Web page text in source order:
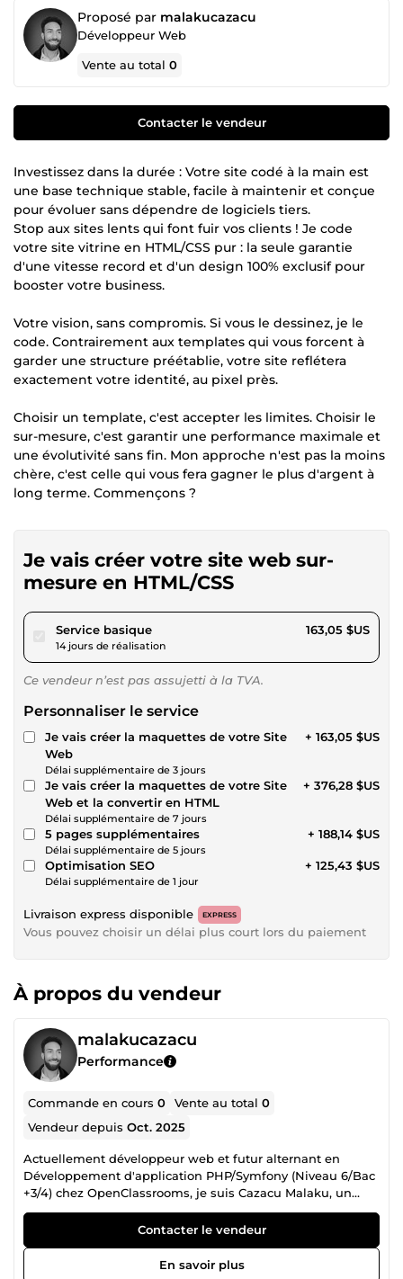
Proposé par malakucazacu
Développeur Web
Vente au total0
Contacter le vendeur
Investissez dans la durée : Votre site codé à la main est
une base technique stable, facile à maintenir et conçue
pour évoluer sans dépendre de logiciels tiers.
Stop aux sites lents qui font fuir vos clients ! Je code
votre site vitrine en HTML/CSS pur : la seule garantie
d'une vitesse record et d'un design 100% exclusif pour
booster votre business.
Votre vision, sans compromis. Si vous le dessinez, je le
code. Contrairement aux templates qui vous forcent à
garder une structure préétablie, votre site reflétera
exactement votre identité, au pixel près.
Choisir un template, c'est accepter les limites. Choisir le
sur-mesure, c'est garantir une performance maximale et
une évolutivité sans fin. Mon approche n'est pas la moins
chère, c'est celle qui vous fera gagner le plus d'argent à
long terme. Commençons ?
Je vais créer votre site web sur-
mesure en HTML/CSS
Service basiquepour 150,28 $US
14 jours de réalisation
163,05 $US
Ce vendeur n’est pas assujetti à la TVA.
Personnaliser le service
Je vais créer la maquettes de votre Site
Web
Délai supplémentaire de 3 jours
+ 163,05 $US
Je vais créer la maquettes de votre Site
Web et la convertir en HTML
Délai supplémentaire de 7 jours
+ 376,28 $US
5 pages supplémentaires
Délai supplémentaire de 5 jours
+ 188,14 $US
Optimisation SEO
Délai supplémentaire de 1 jour
+ 125,43 $US
Livraison express disponible EXPRESS
Vous pouvez choisir un délai plus court lors du paiement
À propos du vendeur
malakucazacu
Performance
Commande en cours0 Vente au total0
Vendeur depuisOct. 2025
Actuellement développeur web et futur alternant en
Développement d'application PHP/Symfony (Niveau 6/Bac
+3/4) chez OpenClassrooms, je suis Cazacu Malaku, un
professionnel passionné de 30 ans en quête de projets
concrets et stimulants. Mon objectif est de m'investir
pleinement, de monter rapidement en compétence sur les
frameworks modernes comme Symfony et de contribuer
Contacter le vendeur
En savoir plus